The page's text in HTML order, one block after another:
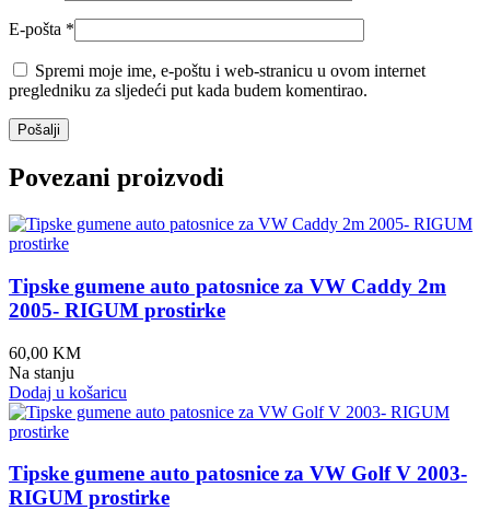
E-pošta *
Spremi moje ime, e-poštu i web-stranicu u ovom internet
pregledniku za sljedeći put kada budem komentirao.
Povezani proizvodi
Tipske gumene auto patosnice za VW Caddy 2m
2005- RIGUM prostirke
60,00 KM
Na stanju
Dodaj u košaricu
Tipske gumene auto patosnice za VW Golf V 2003-
RIGUM prostirke